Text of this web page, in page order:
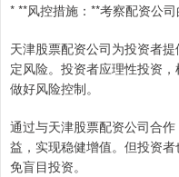
* **风控措施：**考察配资公
天津股票配资公司为投资者
定风险。投资者应理性投资
做好风险控制。
通过与天津股票配资公司合
益，实现稳健增值。但投资
免盲目投资。